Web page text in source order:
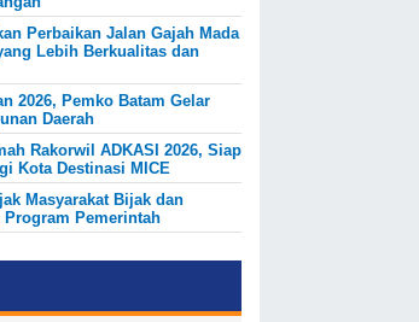
Perbaikan Jalan Gajah Mada
Lebih Berkualitas dan
2026, Pemko Batam Gelar
Daerah
Rakorwil ADKASI 2026, Siap
Kota Destinasi MICE
Masyarakat Bijak dan
Pemerintah